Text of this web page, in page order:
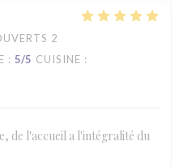
2
: 5/5 CUISINE :
de l'accueil a l'intégralité du